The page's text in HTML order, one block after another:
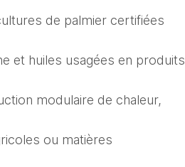
de palmier certifiées
et huiles usagées en produits
modulaire de chaleur,
ou matières